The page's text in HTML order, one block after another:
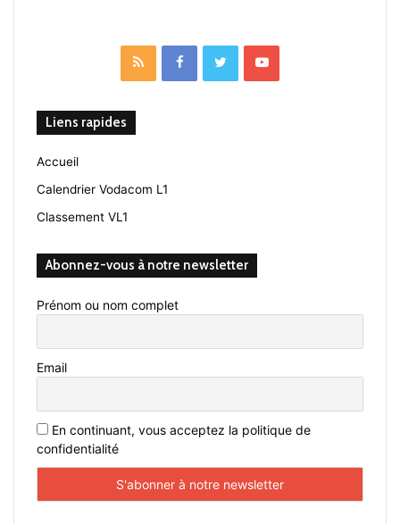
RSS FacebookTwitterYouTube
Liens rapides
Accueil
Calendrier Vodacom L1
Classement VL1
Abonnez-vous à notre newsletter
Prénom ou nom complet
Email
En continuant, vous acceptez la politique de
confidentialité